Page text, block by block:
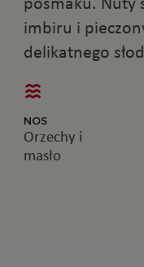
imbiru i
delikatnego
NOS
Orzechy i
masło